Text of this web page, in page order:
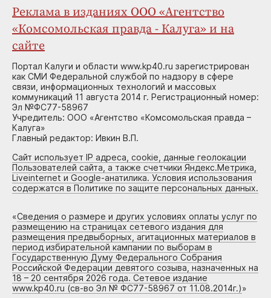
Реклама в изданиях ООО «Агентство
«Комсомольская правда - Калуга» и на
сайте
Портал Калуги и области www.kp40.ru зарегистрирован
как СМИ Федеральной службой по надзору в сфере
связи, информационных технологий и массовых
коммуникаций 11 августа 2014 г. Регистрационный номер:
Эл №ФС77-58967
Учредитель: ООО «Агентство «Комсомольская правда –
Калуга»
Главный редактор: Ивкин В.П.
Сайт использует IP адреса, cookie, данные геолокации
Пользователей сайта, а также счетчики Яндекс.Метрика,
Liveinternet и Google-анатилика. Условия использования
содержатся в Политике по защите персональных данных.
«Сведения о размере и других условиях оплаты услуг по
размещению на страницах сетевого издания для
размещения предвыборных, агитационных материалов в
период избирательной кампании по выборам в
Государственную Думу Федерального Собрания
Российской Федерации девятого созыва, назначенных на
18 – 20 сентября 2026 года. Сетевое издание
www.kp40.ru (св-во Эл № ФС77-58967 от 11.08.2014г.)»